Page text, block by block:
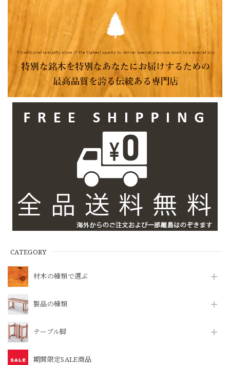
CATEGORY
材木の種類で選ぶ
製品の種類
テーブル脚
期間限定SALE商品